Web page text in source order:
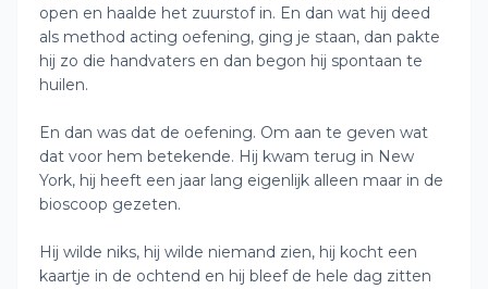
open en haalde het zuurstof in. En dan wat hij deed
als method acting oefening, ging je staan, dan pakte
hij zo die handvaters en dan begon hij spontaan te
huilen.
En dan was dat de oefening. Om aan te geven wat
dat voor hem betekende. Hij kwam terug in New
York, hij heeft een jaar lang eigenlijk alleen maar in de
bioscoop gezeten.
Hij wilde niks, hij wilde niemand zien, hij kocht een
kaartje in de ochtend en hij bleef de hele dag zitten